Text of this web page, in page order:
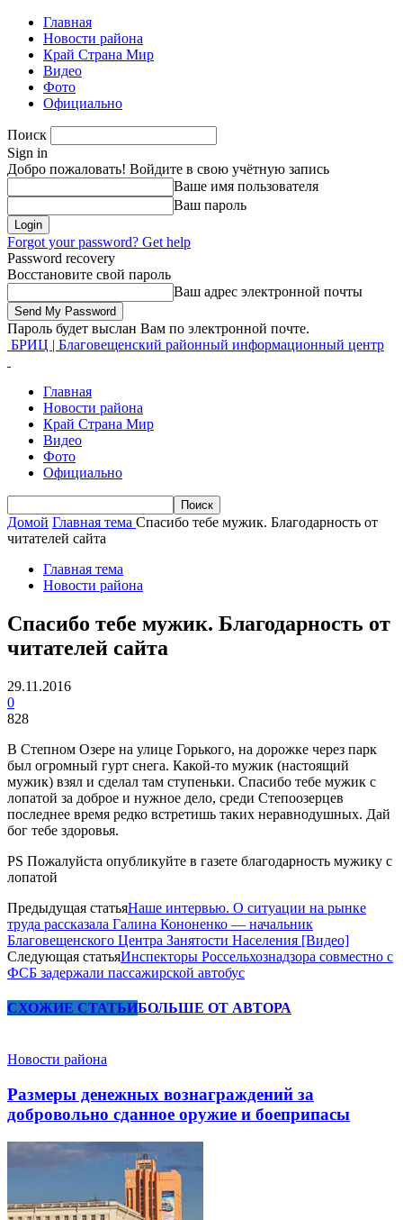
Главная
Новости района
Край Страна Мир
Видео
Фото
Официально
Поиск
Sign in
Добро пожаловать! Войдите в свою учётную запись
Ваше имя пользователя
Ваш пароль
Forgot your password? Get help
Password recovery
Восстановите свой пароль
Ваш адрес электронной почты
Пароль будет выслан Вам по электронной почте.
БРИЦ | Благовещенский районный информационный центр
Главная
Новости района
Край Страна Мир
Видео
Фото
Официально
Домой Главная тема Спасибо тебе мужик. Благодарность от
читателей сайта
Главная тема
Новости района
Спасибо тебе мужик. Благодарность от
читателей сайта
29.11.2016
0
828
В Степном Озере на улице Горького, на дорожке через парк
был огромный гурт снега. Какой-то мужик (настоящий
мужик) взял и сделал там ступеньки. Спасибо тебе мужик с
лопатой за доброе и нужное дело, среди Степоозерцев
последнее время редко встретишь таких неравнодушных. Дай
бог тебе здоровья.
PS Пожалуйста опубликуйте в газете благодарность мужику с
лопатой
Предыдущая статьяНаше интервью. О ситуации на рынке
труда рассказала Галина Кононенко — начальник
Благовещенского Центра Занятости Населения [Видео]
Следующая статьяИнспекторы Россельхознадзора совместно с
ФСБ задержали пассажирской автобус
СХОЖИЕ СТАТЬИБОЛЬШЕ ОТ АВТОРА
Новости района
Размеры денежных вознаграждений за
добровольно сданное оружие и боеприпасы